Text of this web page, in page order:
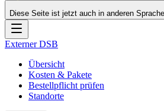
Diese Seite ist jetzt auch in anderen
Externer DSB
Übersicht
Kosten & Pakete
Bestellpflicht prüfen
Standorte